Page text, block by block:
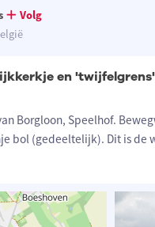
Volg
en 'twijfelgrens'
Borgloon, Speelhof.
bol (gedeeltelijk). Dit is de